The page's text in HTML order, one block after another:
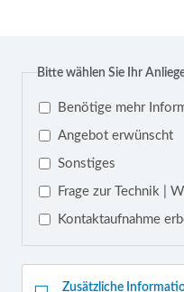
Pflichtfeld
Bitte wählen Sie Ihr
Benötige mehr
Angebot erwünscht
Sonstiges
Frage zur Technik |
Kontaktaufnahme
Zusätzliche